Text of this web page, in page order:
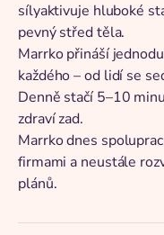
sílyaktivuje hluboké
pevný střed těla.
Marrko přináší
každého – od lidí se
Denně stačí 5–10
zdraví zad.
Marrko dnes
firmami a neustále
plánů.